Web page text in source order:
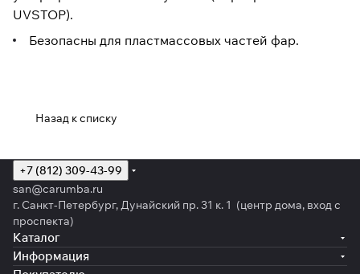
UVSTOP).
Безопасны для пластмассовых частей фар.
Назад к списку
+7 (812) 309-43-99
san@carumba.ru
г. Санкт-Петербург, Дунайский пр. 31 к. 1 (центр дома, вход с
проспекта)
Каталог
Информация